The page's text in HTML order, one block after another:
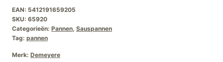
Conische
Sauteuse-
20cm
aantal
EAN: 5412191659205
SKU: 65920
Categorieën: Pannen, Sauspannen
Tag: pannen
Merk: Demeyere